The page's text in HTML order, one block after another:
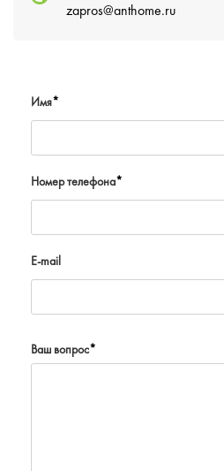
zapros@anthome.ru
Имя*
Номер телефона*
E-mail
Ваш вопрос*